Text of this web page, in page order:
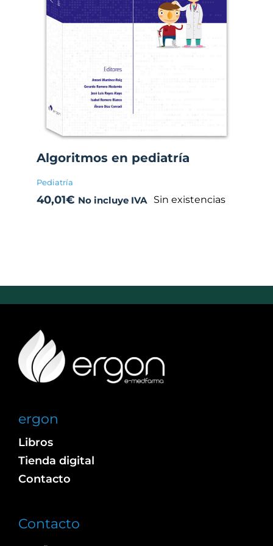
Algoritmos en pediatría
Pediatría
40,01€ No incluye IVA Sin existencias
ergon
Libros
Tienda digital
Contacto
Contacto